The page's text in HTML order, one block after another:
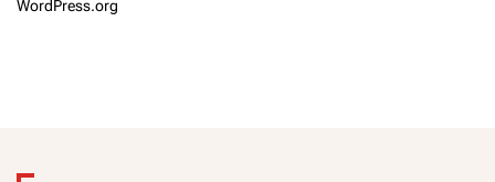
WordPress.org